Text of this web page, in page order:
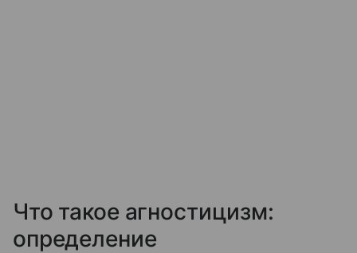
Что такое агностицизм:
определение